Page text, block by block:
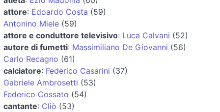
attore: Edoardo Costa (59)
Antonino Miele (59)
attore e conduttore televisivo: Luca Calvani (52)
autore di fumetti: Massimiliano De Giovanni (56)
Carlo Recagno (61)
calciatore: Federico Casarini (37)
Gabriele Ambrosetti (53)
Federico Cossato (54)
cantante: Cliò (53)